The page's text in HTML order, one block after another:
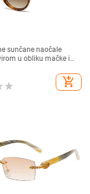
sunčane naočale
u obliku mačke i
- moderne,
add_shopping_cart